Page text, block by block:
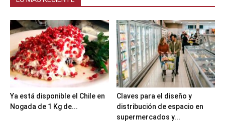
Ya está disponible el Chile en
Nogada de 1 Kg de...
Claves para el diseño y
distribución de espacio en
supermercados y...